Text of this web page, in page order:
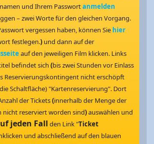
und Ihrem Passwortanmelden
– zwei Worte für den gleichen Vorgang.
vergessen haben, können Sie hier
festlegen.) und dann auf der
auf den jeweiligen Film klicken. Links
befindet sich (bis zwei Stunden vor Einlass
Reservierungskontingent nicht erschöpft
Schaltfläche) "Kartenreservierung". Dort
der Tickets(innerhalb der Menge der
nicht reserviert worden sind)auswählen und
jeden Fall den Link "Ticket
und abschließend auf den blauen